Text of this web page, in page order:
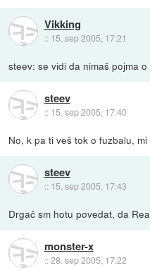
Vikking
:: 15. sep 2005, 17:21
steev: se vidi da nimaš pojma
steev
:: 15. sep 2005, 17:40
No, k pa ti veš tok o fuzbalu,
steev
:: 15. sep 2005, 17:43
Drgač sm hotu povedat, da
monster-x
::28. sep 2005, 17:22